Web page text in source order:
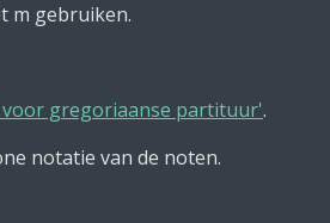
m gebruiken.
voor gregoriaanse partituur'.
notatie van de noten.